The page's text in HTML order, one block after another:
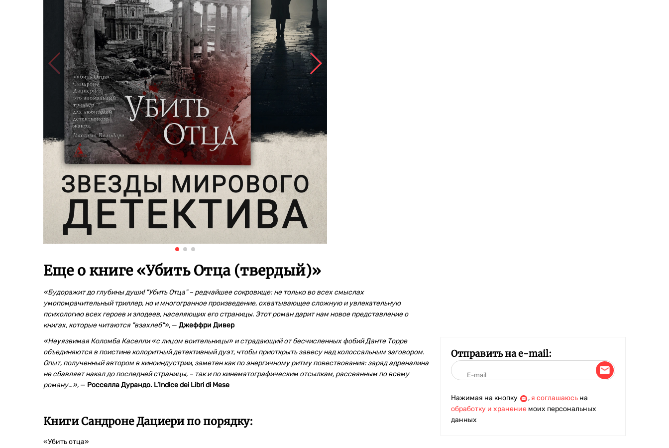
Еще о книге «Убить Отца (твердый)»
«Будоражит до глубины души! "Убить Отца" – редчайшее сокровище: не только во всех смыслах
умопомрачительный триллер, но и многогранное произведение, охватывающее сложную и увлекательную
психологию всех героев и злодеев, населяющих его страницы. Этот роман дарит нам новое представление о
книгах, которые читаются "взахлеб"», — Джеффри Дивер
«Неуязвимая Коломба Каселли «с лицом воительницы» и страдающий от бесчисленных фобий Данте Торре
объединяются в поистине колоритный детективный дуэт, чтобы приоткрыть завесу над колоссальным заговором.
Опыт, полученный автором в киноиндустрии, заметен как по энергичному ритму повествования: заряд адреналина
не сбавляет накал до последней страницы, – так и по кинематографическим отсылкам, рассеянным по всему
роману…», — Росселла Дурандо. L’Indice dei Libri di Mese
Книги Сандроне Дациери по порядку:
«Убить отца»
Отправить на e-mail:
Нажимая на кнопку , я соглашаюсь на
обработку и хранение моих персональных
данных